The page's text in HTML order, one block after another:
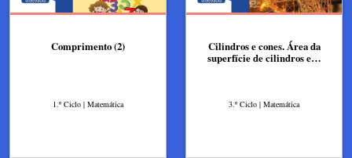
Comprimento (2)
1.º Ciclo | Matemática
Cilindros e cones. Área da
superfície de cilindros e…
3.º Ciclo | Matemática